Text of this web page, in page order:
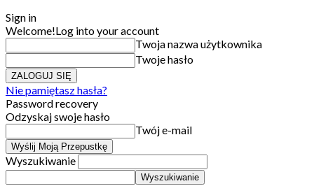
Sign in
Welcome!Log into your account
Twoja nazwa użytkownika
Twoje hasło
Nie pamiętasz hasła?
Password recovery
Odzyskaj swoje hasło
Twój e-mail
Wyszukiwanie